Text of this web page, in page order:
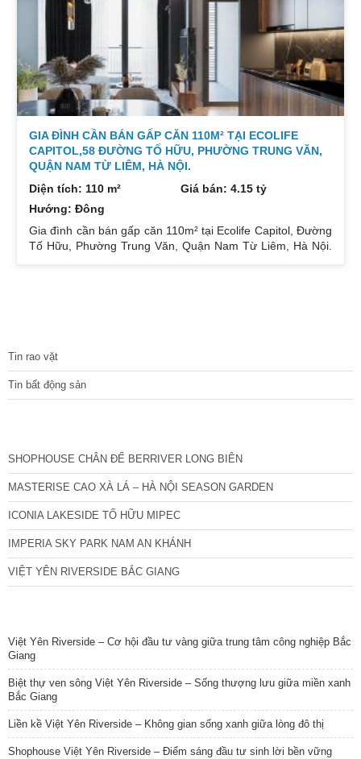
GIA ĐÌNH CẦN BÁN GẤP CĂN 110M² TẠI ECOLIFE
CAPITOL,58 ĐƯỜNG TỐ HỮU, PHƯỜNG TRUNG VĂN,
QUẬN NAM TỪ LIÊM, HÀ NỘI.
Diện tích: 110 m²
Giá bán: 4.15 tỷ
Hướng: Đông
Gia đình cần bán gấp căn 110m² tại Ecolife Capitol, Đường
Tố Hữu, Phường Trung Văn, Quận Nam Từ Liêm, Hà Nội.
Tin rao vặt
Tin bất động sản
SHOPHOUSE CHÂN ĐẾ BERRIVER LONG BIÊN
MASTERISE CAO XÀ LÁ – HÀ NỘI SEASON GARDEN
ICONIA LAKESIDE TỐ HỮU MIPEC
IMPERIA SKY PARK NAM AN KHÁNH
VIỆT YÊN RIVERSIDE BẮC GIANG
Việt Yên Riverside – Cơ hội đầu tư vàng giữa trung tâm công nghiệp Bắc
Giang
Biệt thự ven sông Việt Yên Riverside – Sống thượng lưu giữa miền xanh
Bắc Giang
Liền kề Việt Yên Riverside – Không gian sống xanh giữa lòng đô thị
Shophouse Việt Yên Riverside – Điểm sáng đầu tư sinh lời bền vững